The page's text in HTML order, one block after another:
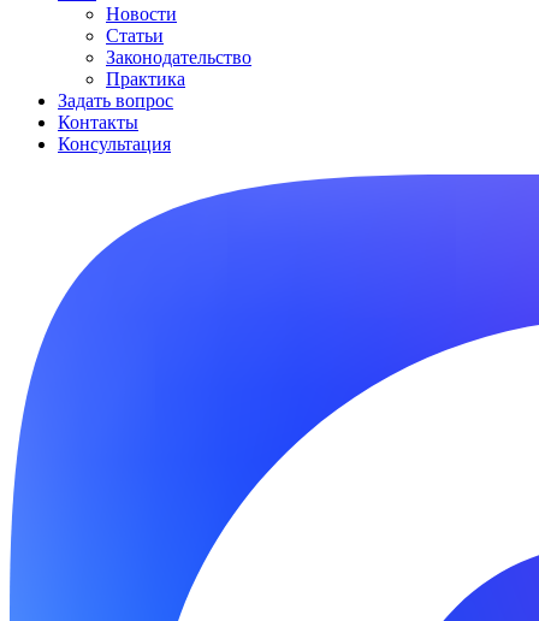
Новости
Статьи
Законодательство
Практика
Задать вопрос
Контакты
Консультация